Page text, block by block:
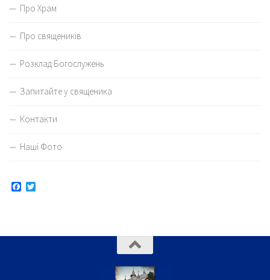
Про Храм
Про священиків
Розклад Богослужень
Запитайте у священика
Контакти
Наші Фото
Facebook